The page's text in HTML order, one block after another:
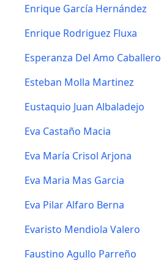
Enrique García Hernández
Enrique Rodriguez Fluxa
Esperanza Del Amo Caballero
Esteban Molla Martinez
Eustaquio Juan Albaladejo
Eva Castaño Macia
Eva María Crisol Arjona
Eva Maria Mas Garcia
Eva Pilar Alfaro Berna
Evaristo Mendiola Valero
Faustino Agullo Parreño